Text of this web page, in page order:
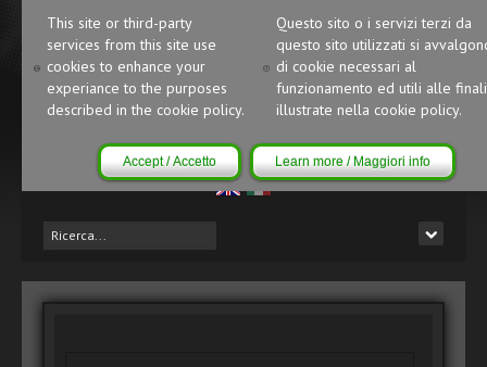
This site or third-party
services from this site use
cookies to enhance your
experiance to the purposes
described in the cookie policy.
Questo sito o i servizi terzi da
questo sito utilizzati si
di cookie necessari al
funzionamento ed utili alle
illustrate nella cookie policy.
Accept / Accetto Learn more / Maggiori info